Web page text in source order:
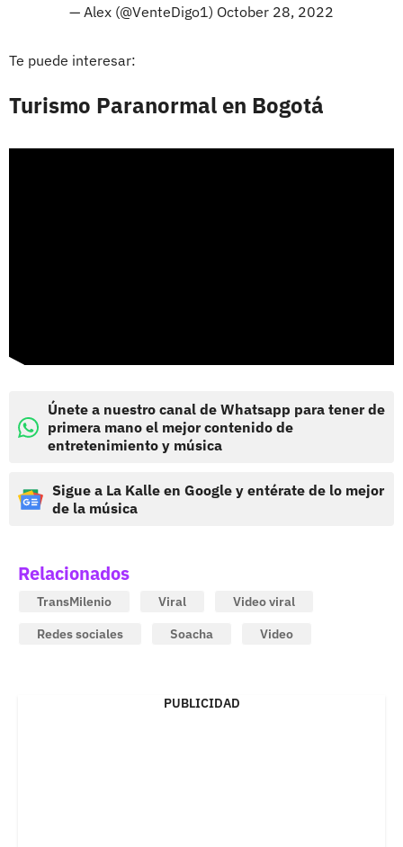
— Alex (@VenteDigo1) October 28, 2022
Te puede interesar:
Turismo Paranormal en Bogotá
Únete a nuestro canal de Whatsapp para tener de
primera mano el mejor contenido de
entretenimiento y música
Sigue a La Kalle en Google y entérate de lo mejor
de la música
Relacionados
TransMilenio Viral
Video viral
Redes sociales
Soacha Video
PUBLICIDAD